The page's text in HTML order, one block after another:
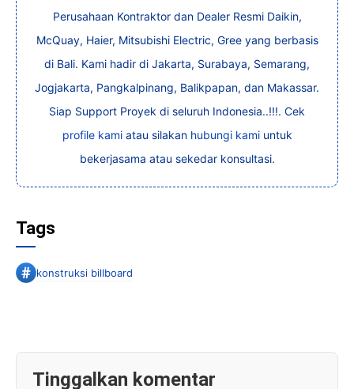
Perusahaan Kontraktor dan Dealer Resmi Daikin,
McQuay, Haier, Mitsubishi Electric, Gree yang berbasis
di Bali. Kami hadir di Jakarta, Surabaya, Semarang,
Jogjakarta, Pangkalpinang, Balikpapan, dan Makassar.
Siap Support Proyek di seluruh Indonesia..!!!. Cek
profile kamiatau silakan hubungi kamiuntuk
bekerjasama atau sekedar konsultasi.
Tags
konstruksi billboard
Tinggalkan komentar